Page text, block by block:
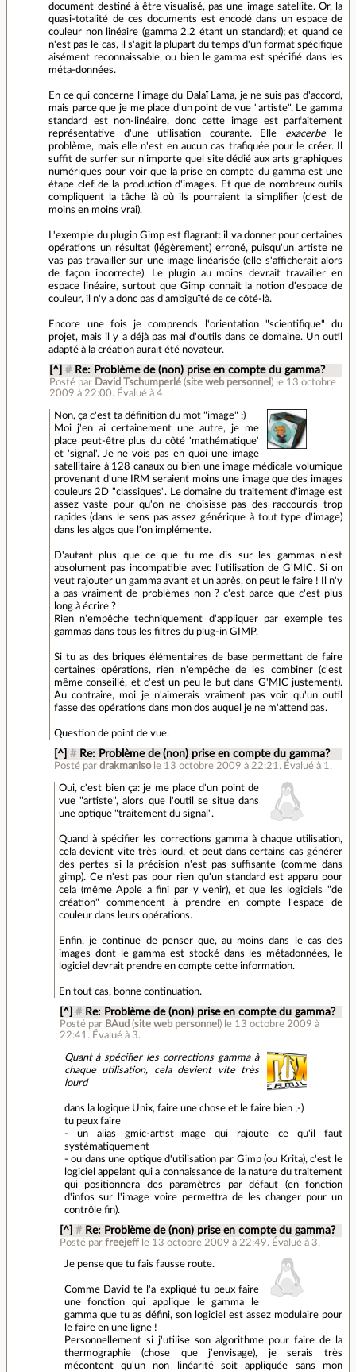
document destiné à être visualisé, pas une image satellite. Or, la
quasi-totalité de ces documents est encodé dans un espace de
couleur non linéaire (gamma 2.2 étant un standard); et quand ce
n'est pas le cas, il s'agit la plupart du temps d'un format spécifique
aisément reconnaissable, ou bien le gamma est spécifié dans les
méta-données.
En ce qui concerne l'image du Dalaï Lama, je ne suis pas d'accord,
mais parce que je me place d'un point de vue "artiste". Le gamma
standard est non-linéaire, donc cette image est parfaitement
représentative d'une utilisation courante. Elle exacerbele
problème, mais elle n'est en aucun cas trafiquée pour le créer. Il
suffit de surfer sur n'importe quel site dédié aux arts graphiques
numériques pour voir que la prise en compte du gamma est une
étape clef de la production d'images. Et que de nombreux outils
compliquent la tâche là où ils pourraient la simplifier (c'est de
moins en moins vrai).
L'exemple du plugin Gimp est flagrant: il va donner pour certaines
opérations un résultat (légèrement) erroné, puisqu'un artiste ne
vas pas travailler sur une image linéarisée (elle s'afficherait alors
de façon incorrecte). Le plugin au moins devrait travailler en
espace linéaire, surtout que Gimp connait la notion d'espace de
couleur, il n'y a donc pas d'ambiguïté de ce côté-là.
Encore une fois je comprends l'orientation "scientifique" du
projet, mais il y a déjà pas mal d'outils dans ce domaine. Un outil
adapté à la création aurait été novateur.
[^] # Re: Problème de (non) prise en compte du gamma?
Posté par David Tschumperlé(site web personnel ) le 13 octobre
2009 à 22:00. Évalué à 4.
Non, ça c'est ta définition du mot "image" :)
Moi j'en ai certainement une autre, je me
place peut-être plus du côté 'mathématique'
et 'signal'. Je ne vois pas en quoi une image
satellitaire à 128 canaux ou bien une image médicale volumique
provenant d'une IRM seraient moins une image que des images
couleurs 2D "classiques". Le domaine du traitement d'image est
assez vaste pour qu'on ne choisisse pas des raccourcis trop
rapides (dans le sens pas assez générique à tout type d'image)
dans les algos que l'on implémente.
D'autant plus que ce que tu me dis sur les gammas n'est
absolument pas incompatible avec l'utilisation de G'MIC. Si on
veut rajouter un gamma avant et un après, on peut le faire ! Il n'y
a pas vraiment de problèmes non ? c'est parce que c'est plus
long à écrire ?
Rien n'empêche techniquement d'appliquer par exemple tes
gammas dans tous les filtres du plug-in GIMP.
Si tu as des briques élémentaires de base permettant de faire
certaines opérations, rien n'empêche de les combiner (c'est
même conseillé, et c'est un peu le but dans G'MIC justement).
Au contraire, moi je n'aimerais vraiment pas voir qu'un outil
fasse des opérations dans mon dos auquel je ne m'attend pas.
Question de point de vue.
[^] # Re: Problème de (non) prise en compte du gamma?
Posté pardrakmaniso le 13 octobre 2009 à 22:21 . Évalué à 1 .
Oui, c'est bien ça: je me place d'un point de
vue "artiste", alors que l'outil se situe dans
une optique "traitement du signal".
Quand à spécifier les corrections gamma à chaque utilisation,
cela devient vite très lourd, et peut dans certains cas générer
des pertes si la précision n'est pas suffisante (comme dans
gimp). Ce n'est pas pour rien qu'un standard est apparu pour
cela (même Apple a fini par y venir), et que les logiciels "de
création" commencent à prendre en compte l'espace de
couleur dans leurs opérations.
Enfin, je continue de penser que, au moins dans le cas des
images dont le gamma est stocké dans les métadonnées, le
logiciel devrait prendre en compte cette information.
En tout cas, bonne continuation.
[^] # Re: Problème de (non) prise en compte du gamma?
Posté par BAud (site web personnel ) le 13 octobre 2009 à
22:41 . Évalué à 3.
Quant à spécifier les corrections gamma à
chaque utilisation, cela devient vite très
lourd
dans la logique Unix, faire une chose et le faire bien ;-)
tu peux faire
- un alias gmic-artist_image qui rajoute ce qu'il faut
systématiquement
- ou dans une optique d'utilisation par Gimp (ou Krita), c'est le
logiciel appelant qui a connaissance de la nature du traitement
qui positionnera des paramètres par défaut (en fonction
d'infos sur l'image voire permettra de les changer pour un
contrôle fin).
[^] # Re: Problème de (non) prise en compte du gamma?
Posté par freejeff le 13 octobre 2009 à 22:49. Évalué à 3.
Je pense que tu fais fausse route.
Comme David te l'a expliqué tu peux faire
une fonction qui applique le gamma le
gamma que tu as défini, son logiciel est assez modulaire pour
le faire en une ligne !
Personnellement si j'utilise son algorithme pour faire de la
thermographie (chose que j'envisage), je serais très
mécontent qu'un non linéarité soit appliquée sans mon